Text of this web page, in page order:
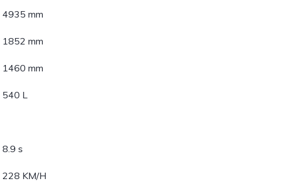
4935 mm
1852 mm
1460 mm
540 L
8.9 s
228 KM/H